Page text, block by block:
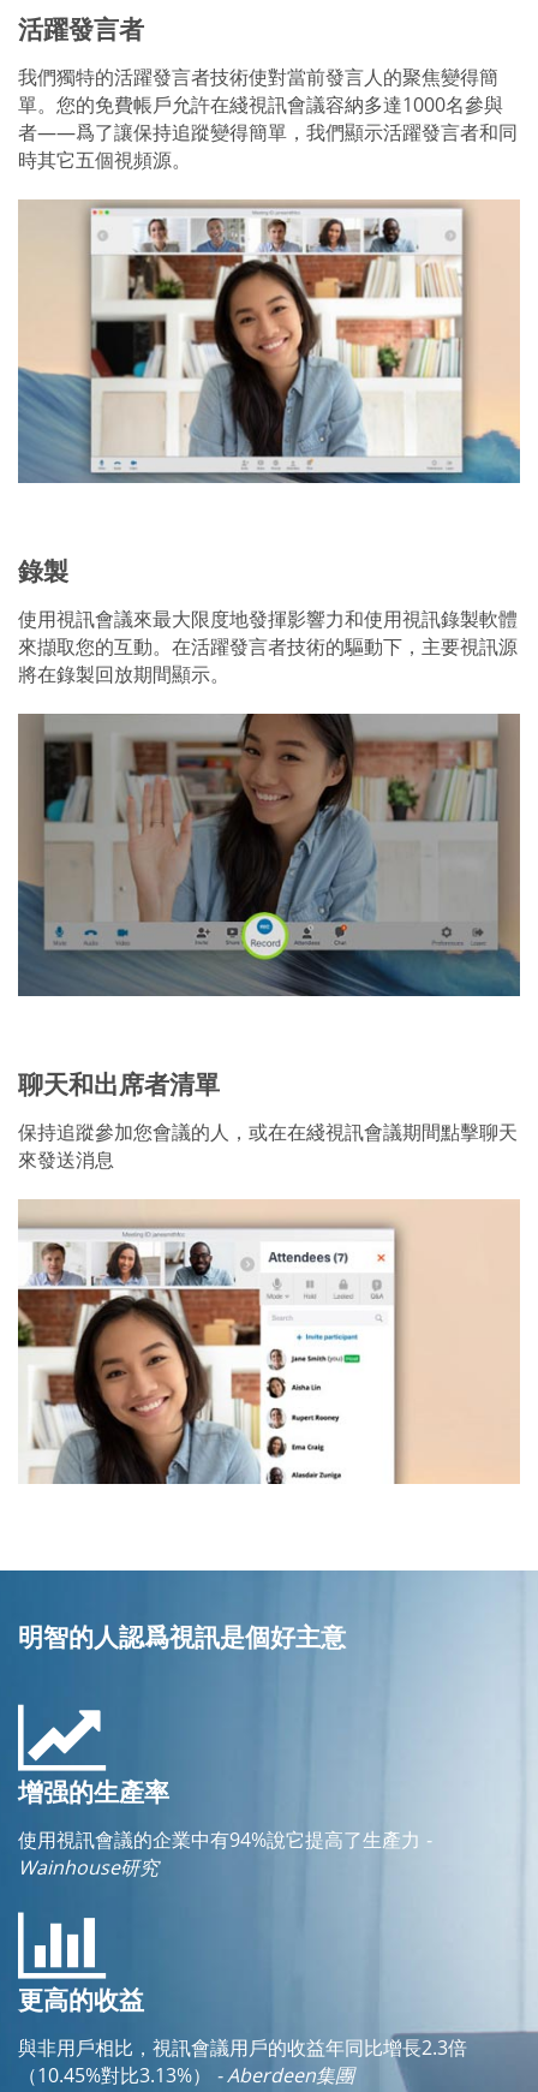
活躍發言者
我們獨特的活躍發言者技術使對當前發言人的聚焦變得簡
單。您的免費帳戶允許在綫視訊會議容納多達1000名參與
者——爲了讓保持追蹤變得簡單，我們顯示活躍發言者和同
時其它五個視頻源。
錄製
使用視訊會議來最大限度地發揮影響力和使用視訊錄製軟體
來擷取您的互動。在活躍發言者技術的驅動下，主要視訊源
將在錄製回放期間顯示。
聊天和出席者清單
保持追蹤參加您會議的人，或在在綫視訊會議期間點擊聊天
來發送消息
明智的人認爲視訊是個好主意
增强的生產率
使用視訊會議的企業中有94%說它提高了生產力 -
Wainhouse研究
更高的收益
與非用戶相比，視訊會議用戶的收益年同比增長2.3倍
（10.45%對比3.13%）
- Aberdeen集團